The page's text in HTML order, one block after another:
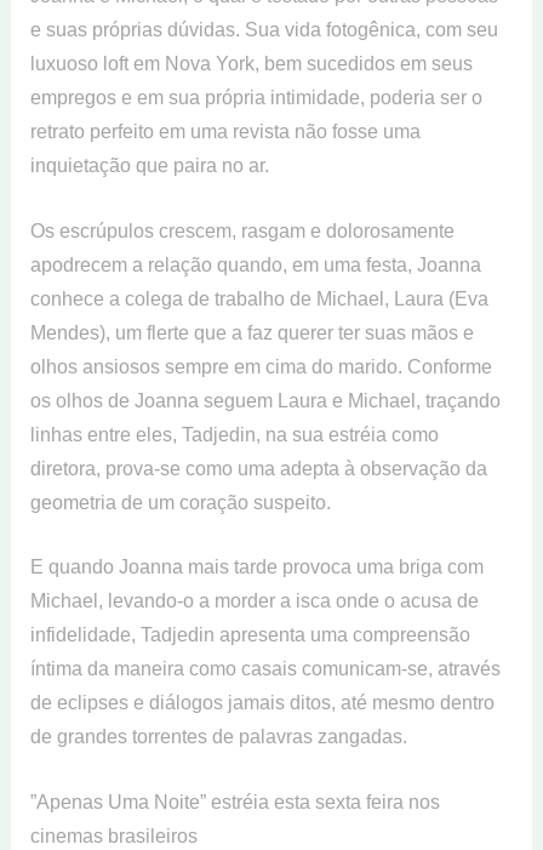
e suas próprias dúvidas. Sua vida fotogênica, com seu
luxuoso loft em Nova York, bem sucedidos em seus
empregos e em sua própria intimidade, poderia ser o
retrato perfeito em uma revista não fosse uma
inquietação que paira no ar.
Os escrúpulos crescem, rasgam e dolorosamente
apodrecem a relação quando, em uma festa, Joanna
conhece a colega de trabalho de Michael, Laura (Eva
Mendes), um flerte que a faz querer ter suas mãos e
olhos ansiosos sempre em cima do marido. Conforme
os olhos de Joanna seguem Laura e Michael, traçando
linhas entre eles, Tadjedin, na sua estréia como
diretora, prova-se como uma adepta à observação da
geometria de um coração suspeito.
E quando Joanna mais tarde provoca uma briga com
Michael, levando-o a morder a isca onde o acusa de
infidelidade, Tadjedin apresenta uma compreensão
íntima da maneira como casais comunicam-se, através
de eclipses e diálogos jamais ditos, até mesmo dentro
de grandes torrentes de palavras zangadas.
”Apenas Uma Noite” estréia esta sexta feira nos
cinemas brasileiros